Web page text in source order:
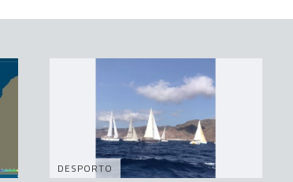
DESPORTO